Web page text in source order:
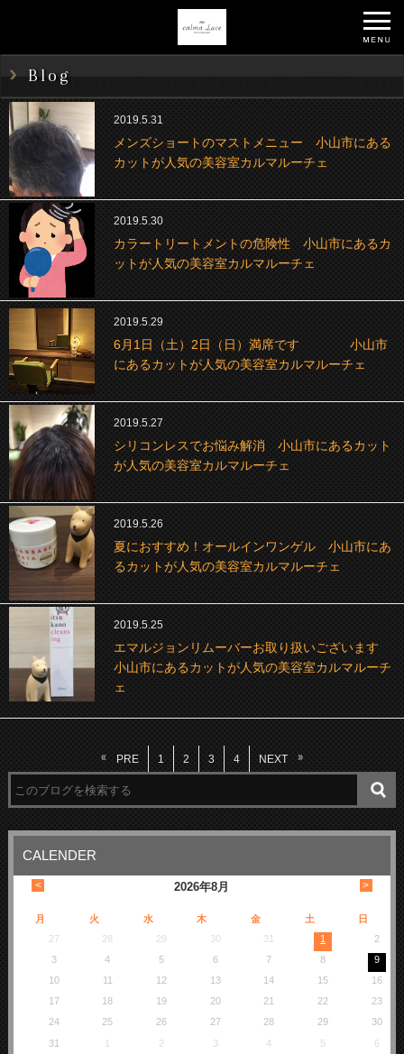
Blog
2019.5.31
メンズショートのマストメニュー 小山市にある
カットが人気の美容室カルマルーチェ
2019.5.30
カラートリートメントの危険性 小山市にあるカ
ットが人気の美容室カルマルーチェ
2019.5.29
6月1日（土）2日（日）満席です 小山市
にあるカットが人気の美容室カルマルーチェ
2019.5.27
シリコンレスでお悩み解消 小山市にあるカット
が人気の美容室カルマルーチェ
2019.5.26
夏におすすめ！オールインワンゲル 小山市にあ
るカットが人気の美容室カルマルーチェ
2019.5.25
エマルジョンリムーバーお取り扱いございます
小山市にあるカットが人気の美容室カルマルーチ
ェ
PRE 1 2 3 4 NEXT
CALENDER
2026年8月
< >
月 火 水 木 金 土
日
27
28 29 30 31 1
2
3
4 5 6 7 8
9
10
11 12 13 14 15
16
17
18 19 20 21 22
23
24
25 26 27 28 29
30
31
1 2 3 4 5 6